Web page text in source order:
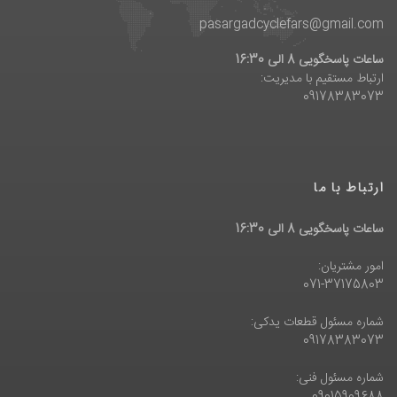
pasargadcyclefars@gmail.com
ساعات پاسخگویی 8 الی 16:30
ارتباط مستقیم با مدیریت:
09178383073
ارتباط با ما
ساعات پاسخگویی 8 الی 16:30
امور مشتریان:
071-37175803
شماره مسئول قطعات یدکی:
09178383073
شماره مسئول فنی: